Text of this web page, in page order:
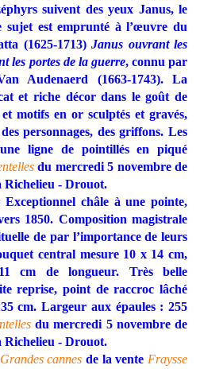
suivent des yeux Janus, le
sujet est emprunté à l’œuvre du
(1625-1713)Janus ouvrant les
les portes de la guerre, connu par
Audenaerd (1663-1743). La
et riche décor dans le goût de
motifs en or sculptés et gravés,
personnages, des griffons. Les
ligne de pointillés en piqué
du mercredi 5 novembre de
Richelieu - Drouot.
Exceptionnel châle à une pointe,
1850. Composition magistrale
de par l’importance de leurs
central mesure 10 x 14 cm,
cm de longueur. Très belle
reprise, point de raccroc lâché
cm. Largeur aux épaules : 255
du mercredi 5 novembre de
Richelieu - Drouot.
Grandes cannes de la vente Fraysse